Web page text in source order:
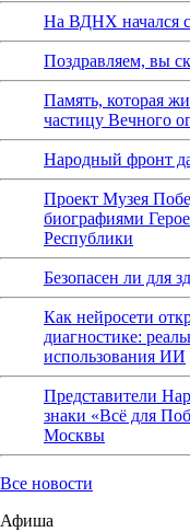
На ВДНХ начался
Поздравляем, вы
Память, которая
частицу Вечного
Народный фронт
Проект Музея
биографиями
Республики
Безопасен ли для
Как нейросети
диагностике:
использования ИИ
Представители
знаки «Всё для
Москвы
Все новости
Афиша